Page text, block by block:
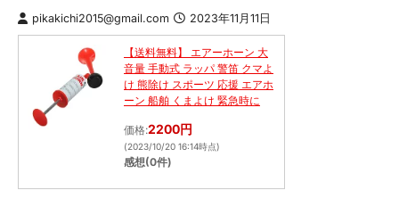
pikakichi2015@gmail.com 2023年11月11日
【送料無料】 エアーホーン 大
音量 手動式 ラッパ 警笛 クマよ
け 熊除け スポーツ 応援 エアホ
ーン 船舶 くまよけ 緊急時に
価格:2200円
(2023/10/20 16:14時点)
感想(0件)